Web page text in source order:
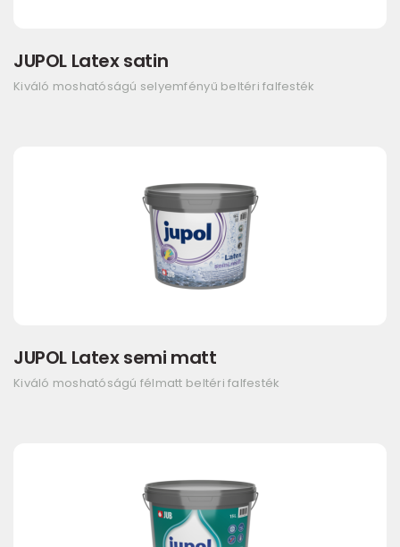
JUPOL Latex satin
Kiváló moshatóságú selyemfényű beltéri falfesték
JUPOL Latex semi matt
Kiváló moshatóságú félmatt beltéri falfesték